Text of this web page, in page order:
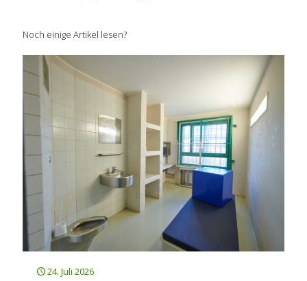
Noch einige Artikel lesen?
24. Juli 2026